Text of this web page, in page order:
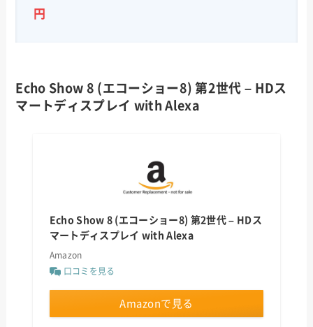
円
Echo Show 8 (エコーショー8) 第2世代 – HDス
マートディスプレイ with Alexa
Echo Show 8 (エコーショー8) 第2世代 – HDス
マートディスプレイ with Alexa
Amazon
口コミを見る
Amazonで見る